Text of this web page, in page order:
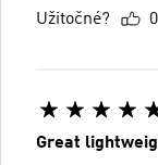
Užitočné? 0
Great